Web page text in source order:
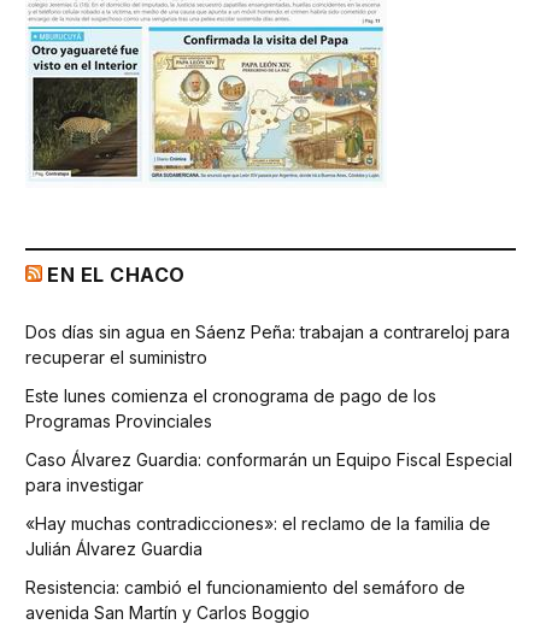
EN EL CHACO
Dos días sin agua en Sáenz Peña: trabajan a contrareloj para
recuperar el suministro
Este lunes comienza el cronograma de pago de los
Programas Provinciales
Caso Álvarez Guardia: conformarán un Equipo Fiscal Especial
para investigar
«Hay muchas contradicciones»: el reclamo de la familia de
Julián Álvarez Guardia
Resistencia: cambió el funcionamiento del semáforo de
avenida San Martín y Carlos Boggio